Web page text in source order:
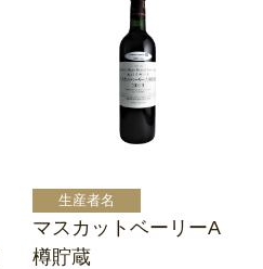
マスカットベーリーA
樽貯蔵